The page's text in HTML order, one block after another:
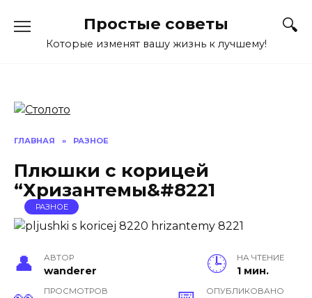
содержанию
Простые советы
Которые изменят вашу жизнь к лучшему!
ГЛАВНАЯ » РАЗНОЕ
Плюшки с корицей
“Хризантемы&#8221
РАЗНОЕ
АВТОР
wanderer
НА ЧТЕНИЕ
1 мин.
ПРОСМОТРОВ ОПУБЛИКОВАНО